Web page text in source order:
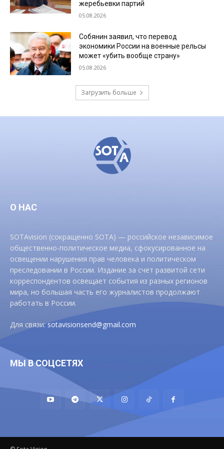
жеребьевки партий
05.08.2026
Собянин заявил, что перевод
экономики России на военные рельсы
может «убить вообще страну»
05.08.2026
Загрузить больше
О НАС
SOTAvision (сокращенно SOTA) — российское независимое
общественно-политическое медиа, сфокусированное на
освещении нарушения прав человека и политическом
преследовании в России. Издание за счет развитой сети
корреспондентов освещает события из разных регионов
мира, но большая часть его журналистов продолжают
работать в России.
Для связи:sotavisionsend@gmail.com
МЫ В СОЦСЕТЯХ